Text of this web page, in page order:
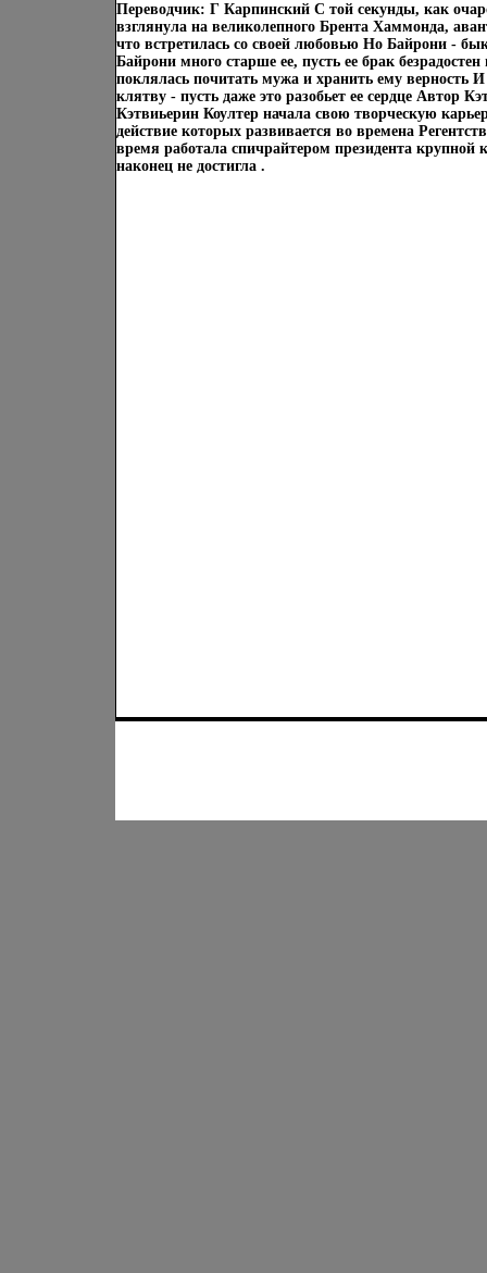
Переводчик: Г Карпинский С той секунды, как
взглянула на великолепного Брента Хаммонда,
что встретилась со своей любовью Но Байрони -
Байрони много старше ее, пусть ее брак
поклялась почитать мужа и хранить ему верность И
клятву - пусть даже это разобьет ее сердце Автор
Кэтвиьерин Коултер начала свою творческую
действие которых развивается во времена
время работала спичрайтером президента крупной
наконец не достигла .